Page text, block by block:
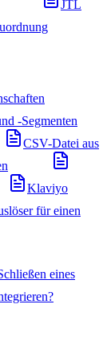
JTL
-Segmenten
CSV-Datei aus
Klaviyo
für einen
eines